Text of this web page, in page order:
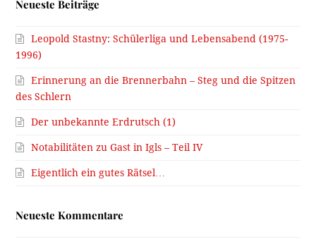
Neueste Beiträge
Leopold Stastny: Schülerliga und Lebensabend (1975-
1996)
Erinnerung an die Brennerbahn – Steg und die Spitzen
des Schlern
Der unbekannte Erdrutsch (1)
Notabilitäten zu Gast in Igls – Teil IV
Eigentlich ein gutes Rätsel…
Neueste Kommentare